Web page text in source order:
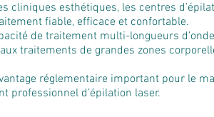
cliniques esthétiques, les centres
fiable, efficace et confortable.
de traitement multi-longueurs
traitements de grandes zones
réglementaire important pour le
professionnel d’épilation laser.